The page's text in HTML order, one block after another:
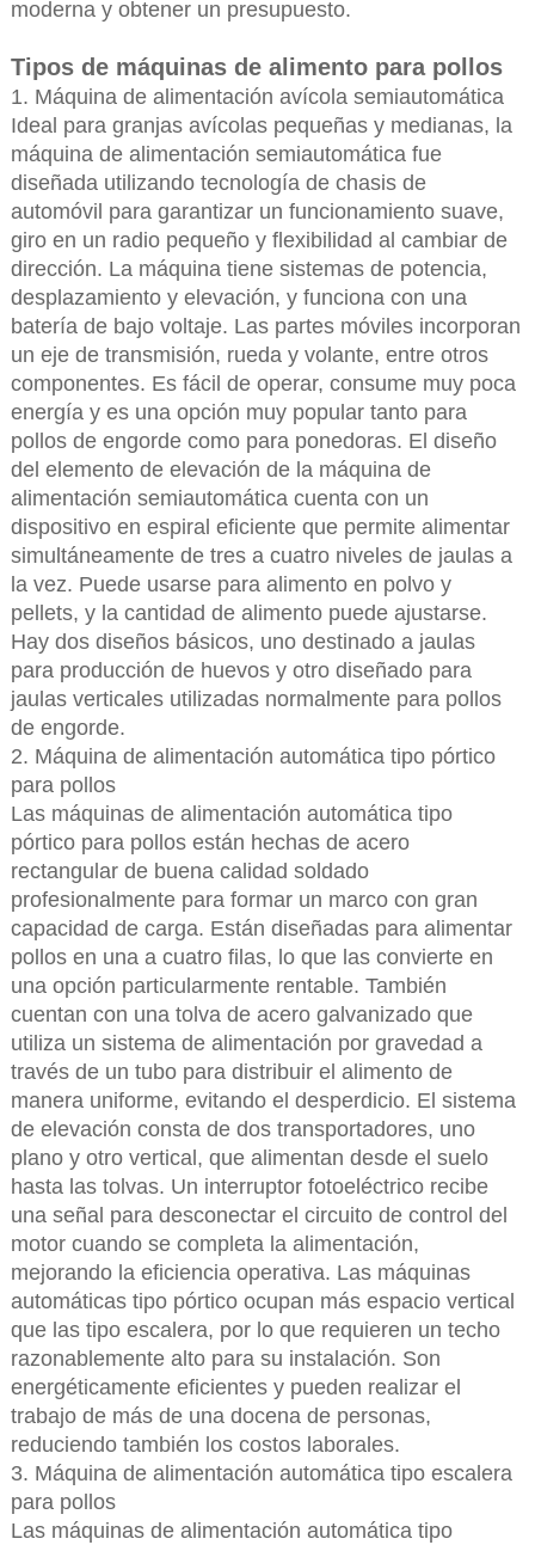
moderna y obtener un presupuesto.
Tipos de máquinas de alimento para pollos
1. Máquina de alimentación avícola semiautomática
Ideal para granjas avícolas pequeñas y medianas, la
máquina de alimentación semiautomática fue
diseñada utilizando tecnología de chasis de
automóvil para garantizar un funcionamiento suave,
giro en un radio pequeño y flexibilidad al cambiar de
dirección. La máquina tiene sistemas de potencia,
desplazamiento y elevación, y funciona con una
batería de bajo voltaje. Las partes móviles incorporan
un eje de transmisión, rueda y volante, entre otros
componentes. Es fácil de operar, consume muy poca
energía y es una opción muy popular tanto para
pollos de engorde como para ponedoras. El diseño
del elemento de elevación de la máquina de
alimentación semiautomática cuenta con un
dispositivo en espiral eficiente que permite alimentar
simultáneamente de tres a cuatro niveles de jaulas a
la vez. Puede usarse para alimento en polvo y
pellets, y la cantidad de alimento puede ajustarse.
Hay dos diseños básicos, uno destinado a jaulas
para producción de huevos y otro diseñado para
jaulas verticales utilizadas normalmente para pollos
de engorde.
2. Máquina de alimentación automática tipo pórtico
para pollos
Las máquinas de alimentación automática tipo
pórtico para pollos están hechas de acero
rectangular de buena calidad soldado
profesionalmente para formar un marco con gran
capacidad de carga. Están diseñadas para alimentar
pollos en una a cuatro filas, lo que las convierte en
una opción particularmente rentable. También
cuentan con una tolva de acero galvanizado que
utiliza un sistema de alimentación por gravedad a
través de un tubo para distribuir el alimento de
manera uniforme, evitando el desperdicio. El sistema
de elevación consta de dos transportadores, uno
plano y otro vertical, que alimentan desde el suelo
hasta las tolvas. Un interruptor fotoeléctrico recibe
una señal para desconectar el circuito de control del
motor cuando se completa la alimentación,
mejorando la eficiencia operativa. Las máquinas
automáticas tipo pórtico ocupan más espacio vertical
que las tipo escalera, por lo que requieren un techo
razonablemente alto para su instalación. Son
energéticamente eficientes y pueden realizar el
trabajo de más de una docena de personas,
reduciendo también los costos laborales.
3. Máquina de alimentación automática tipo escalera
para pollos
Las máquinas de alimentación automática tipo